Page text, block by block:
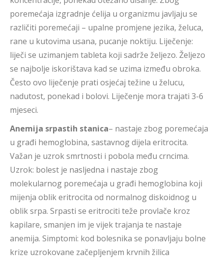
poremećaja izgradnje ćelija u organizmu javljaju se
različiti poremećaji – upalne promjene jezika, želuca,
rane u kutovima usana, pucanje noktiju. Liječenje:
liječi se uzimanjem tableta koji sadrže željezo. Željezo
se najbolje iskorištava kad se uzima između obroka.
Često ovo liječenje prati osjećaj težine u želucu,
nadutost, ponekad i bolovi. Liječenje mora trajati 3-6
mjeseci.
Anemija srpastih stanica– nastaje zbog poremećaja
u građi hemoglobina, sastavnog dijela eritrocita.
Važan je uzrok smrtnosti i pobola među crncima.
Uzrok: bolest je nasljedna i nastaje zbog
molekularnog poremećaja u građi hemoglobina koji
mijenja oblik eritrocita od normalnog diskoidnog u
oblik srpa. Srpasti se eritrociti teže provlače kroz
kapilare, smanjen im je vijek trajanja te nastaje
anemija. Simptomi: kod bolesnika se ponavljaju bolne
krize uzrokovane začepljenjem krvnih žilica